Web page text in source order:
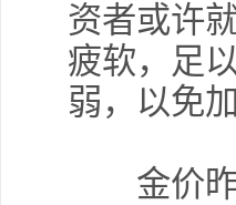
资者或许
疲软，足
弱，以免
金价昨